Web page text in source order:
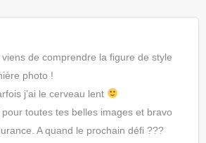
de comprendre la figure de style
photo !
j’ai le cerveau lent
toutes tes belles images et bravo
A quand le prochain défi ???